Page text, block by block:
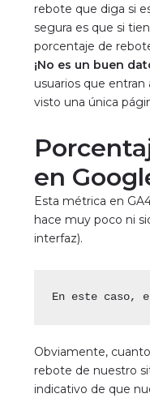
rebote que diga si
segura es que si
porcentaje de
¡No es un buen
usuarios que
visto una única
en
Esta métrica en
hace muy poco ni
interfaz).
En este caso,
Obviamente,
rebote de nuestro
indicativo de que